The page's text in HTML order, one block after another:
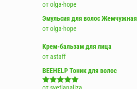
от olga-hope
Эмульсия для волос Жемчужная
от olga-hope
Крем-бальзам для лица
от astaff
BEEHELP Тоник для волос